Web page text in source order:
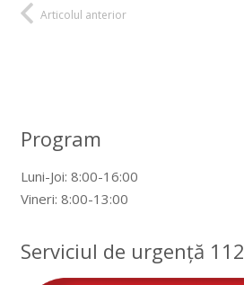
Articolul anterior
Program
Luni-Joi: 8:00-16:00
Vineri: 8:00-13:00
Serviciul de urgență 112